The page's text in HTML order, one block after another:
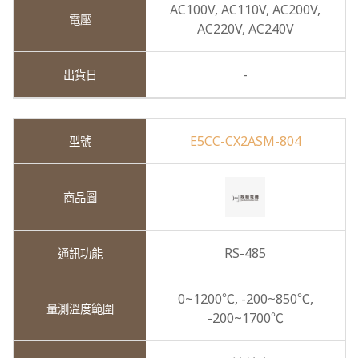
AC100V,AC110V,AC200V,
AC220V, AC240V
-
E5CC-CX2ASM-804
RS-485
0~1200℃, -200~850℃,
-200~1700℃